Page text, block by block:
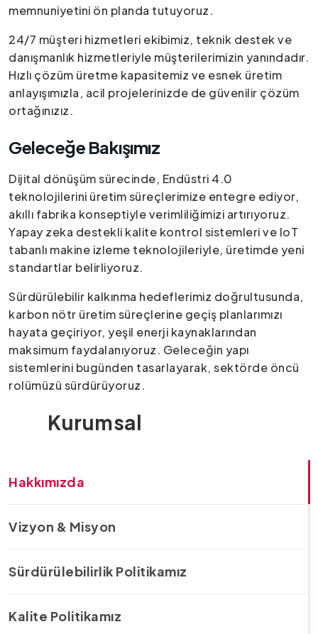
Kurumsal
Hakkımızda
Vizyon & Misyon
Sürdürülebilirlik Politikamız
Kalite Politikamız
memnuniyetini ön planda tutuyoruz.
24/7 müşteri hizmetleri ekibimiz, teknik destek ve
danışmanlık hizmetleriyle müşterilerimizin yanındadır.
Hızlı çözüm üretme kapasitemiz ve esnek üretim
anlayışımızla, acil projelerinizde de güvenilir çözüm
ortağınızız.
Geleceğe Bakışımız
Dijital dönüşüm sürecinde, Endüstri 4.0
teknolojilerini üretim süreçlerimize entegre ediyor,
akıllı fabrika konseptiyle verimliliğimizi artırıyoruz.
Yapay zeka destekli kalite kontrol sistemleri ve IoT
tabanlı makine izleme teknolojileriyle, üretimde yeni
standartlar belirliyoruz.
Sürdürülebilir kalkınma hedeflerimiz doğrultusunda,
karbon nötr üretim süreçlerine geçiş planlarımızı
hayata geçiriyor, yeşil enerji kaynaklarından
maksimum faydalanıyoruz. Geleceğin yapı
sistemlerini bugünden tasarlayarak, sektörde öncü
rolümüzü sürdürüyoruz.